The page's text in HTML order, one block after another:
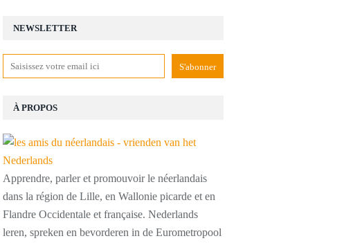
NEWSLETTER
À PROPOS
Apprendre, parler et promouvoir le néerlandais
dans la région de Lille, en Wallonie picarde et en
Flandre Occidentale et française. Nederlands
leren, spreken en bevorderen in de Eurometropool